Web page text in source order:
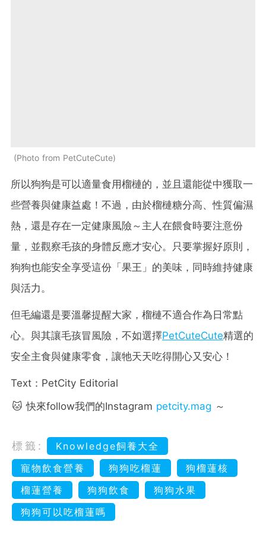
Photo from PetCuteCute
所以狗狗是可以適量食用榴槤的，並且還能從中獲取一
些營養與健康益處！不過，由於榴槤糖分高、性質偏濕
熱，還是存在一定健康風險～主人在餵食時要注意份
量，並觀察毛孩的身體反應才安心。只要掌握好原則，
狗狗也能安全享受這份「果王」的美味，同時維持健康
與活力。
但毛編還是要溫馨提醒大家，榴槤不適合作為日常點
心。與其讓毛孩冒風險，不如選擇PetCuteCute精選的
安全主食與健康零食，讓牠天天吃得開心又安心！
Text：PetCity Editorial
🐱 快來follow我們的Instagram petcity.mag ～
標籤:
Knowledge飼養大全
寵物飲食營養
狗狗吃榴蓮
狗榴蓮核
榴蓮營養
狗狗飲食
狗狗水果
狗狗可以吃榴蓮嗎